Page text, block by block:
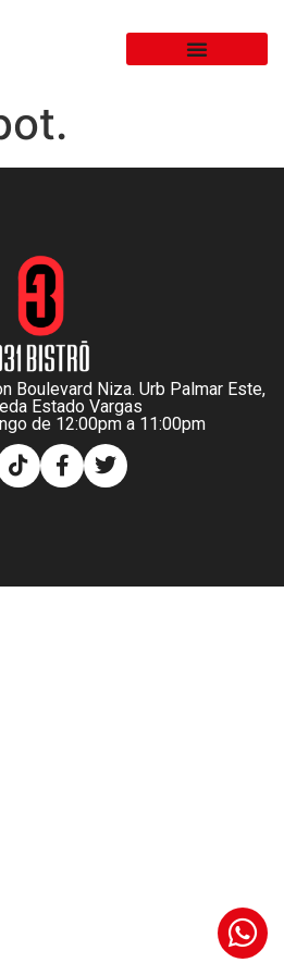
Boulevard Niza. Urb Palmar Este,
Estado Vargas
de 12:00pm a 11:00pm